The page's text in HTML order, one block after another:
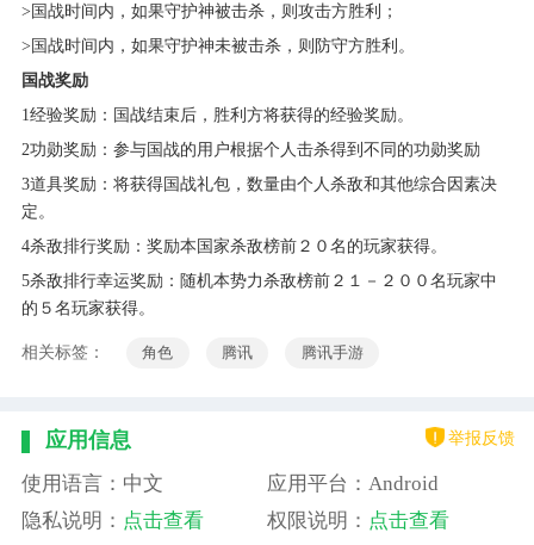
>国战时间内，如果守护神被击杀，则攻击方胜利；
>国战时间内，如果守护神未被击杀，则防守方胜利。
国战奖励
1经验奖励：国战结束后，胜利方将获得的经验奖励。
2功勋奖励：参与国战的用户根据个人击杀得到不同的功勋奖励
3道具奖励：将获得国战礼包，数量由个人杀敌和其他综合因素决
定。
4杀敌排行奖励：奖励本国家杀敌榜前２０名的玩家获得。
5杀敌排行幸运奖励：随机本势力杀敌榜前２１－２００名玩家中
的５名玩家获得。
相关标签： 角色 腾讯 腾讯手游
应用信息 举报反馈
使用语言：中文
应用平台：Android
隐私说明： 点击查看 权限说明： 点击查看